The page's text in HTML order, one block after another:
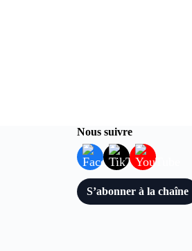
Nous suivre
S’abonner à la chaîne